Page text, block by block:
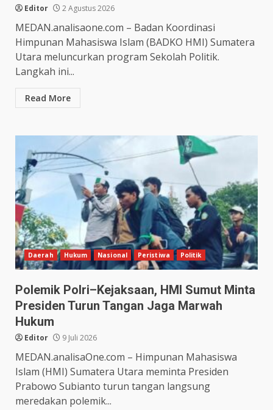
Editor 2 Agustus 2026
MEDAN.analisaone.com – Badan Koordinasi
Himpunan Mahasiswa Islam (BADKO HMI) Sumatera
Utara meluncurkan program Sekolah Politik.
Langkah ini...
Read More
Daerah Hukum Nasional Peristiwa Politik
Polemik Polri–Kejaksaan, HMI Sumut Minta
Presiden Turun Tangan Jaga Marwah
Hukum
Editor 9 Juli 2026
MEDAN.analisaOne.com – Himpunan Mahasiswa
Islam (HMI) Sumatera Utara meminta Presiden
Prabowo Subianto turun tangan langsung
meredakan polemik...